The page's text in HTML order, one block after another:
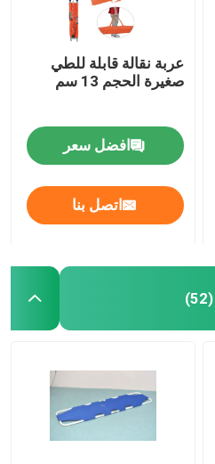
عربة نقالة قابلة للطي
صغيرة الحجم 13 سم
افضل سعر
اتصل بنا
(52)